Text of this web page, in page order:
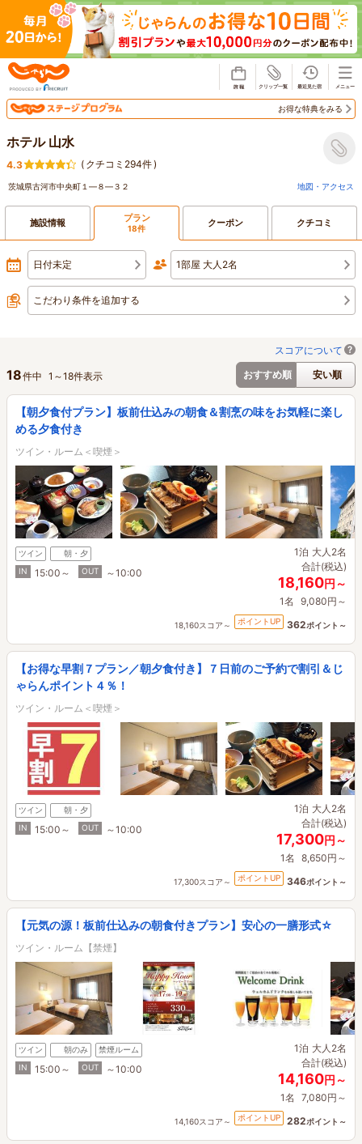
お得な特典をみる
ホテル 山水
4.3 ( クチコミ294件)
茨城県古河市中央町１―８―３２ 地図・アクセス
施設情報 プラン
18件 クーポン クチコミ
日付未定 1部屋 大人2名
こだわり条件を追加する
スコアについて
おすすめ順
安い順
18件中 1 ～18件表示
【朝夕食付プラン】板前仕込みの朝食＆割烹の味をお気軽に楽し
める夕食付き
ツイン・ルーム＜喫煙＞
ツイン
朝・夕
IN
15:00～ OUT ～10:00
1泊 大人2名
合計(税込)
18,160円～
1名 9,080円～
18,160スコア～ ポイントUP 362ポイント～
【お得な早割７プラン／朝夕食付き】７日前のご予約で割引＆じ
ゃらんポイント４％！
ツイン・ルーム＜喫煙＞
ツイン
朝・夕
IN
15:00～ OUT ～10:00
1泊 大人2名
合計(税込)
17,300円～
1名 8,650円～
17,300スコア～ ポイントUP 346ポイント～
【元気の源！板前仕込みの朝食付きプラン】安心の一膳形式☆
ツイン・ルーム【禁煙】
ツイン 朝のみ
禁煙ルーム
IN
15:00～ OUT ～10:00
1泊 大人2名
合計(税込)
14,160円～
1名 7,080円～
14,160スコア～ ポイントUP 282ポイント～